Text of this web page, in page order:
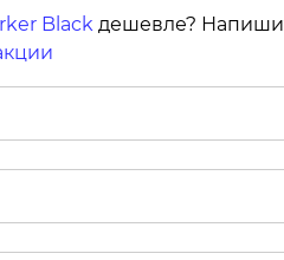
Black дешевле?